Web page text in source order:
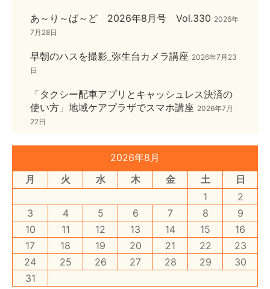
あ～り～ば～ど 2026年8月号 Vol.330 2026年
7月28日
早朝のハスを撮影_弥生台カメラ講座 2026年7月23
日
「タクシー配車アプリとキャッシュレス決済の
使い方」地域ケアプラザでスマホ講座 2026年7月
22日
2026年8月
月
火 水 木 金 土
日
1
2
3
4 5 6 7 8
9
10
11 12 13 14 15
16
17
18 19 20 21 22
23
24
25 26 27 28 29
30
31